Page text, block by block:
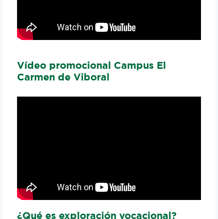
Vídeo promocional Campus El
Carmen de Viboral
¿Qué es exploración vocacional?